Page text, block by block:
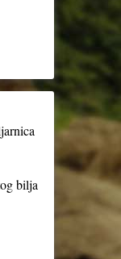
bilja